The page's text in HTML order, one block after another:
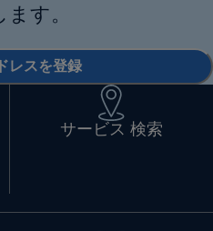
ます。
レスを登録
サービス 検索